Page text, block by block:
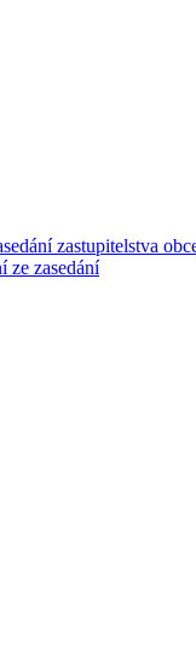
zastupitelstva
ze zasedání